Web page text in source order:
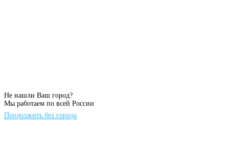
Не нашли Ваш город?
Мы работаем по всей России
Продолжить без города